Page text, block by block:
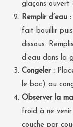
glaçons ouvert
Remplir d’eau :
fait bouillir puis
dissous.
d’eau dans la
Congeler :
le bac) au
Observer la
froid à ne
couche par